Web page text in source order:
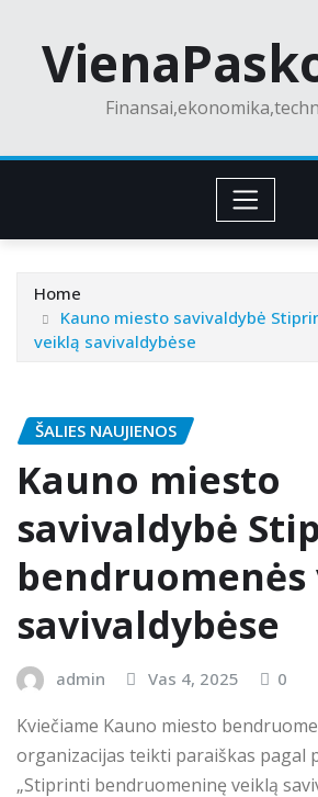
content
Home
Kauno miesto savivaldybė
veiklą savivaldybėse
ŠALIES NAUJIENOS
Kauno miesto
savivaldybė
savivaldybėse
admin Vas 4, 2025 0
Kviečiame Kauno miesto
organizacijas teikti paraiškas pagal
„Stiprinti bendruomeninę veiklą